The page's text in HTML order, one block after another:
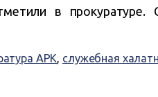
в
АРК, служебная